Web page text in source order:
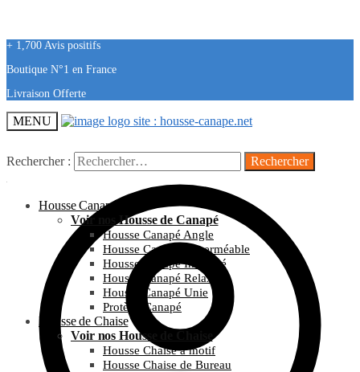
+ 1,700 Avis positifs
Boutique N°1 en France
Livraison Offerte
MENU
Rechercher :
Housse Canapé
Voir nos Housse de Canapé
Housse Canapé Angle
Housse Canapé Imperméable
Housse Canapé Imprimé
Housse Canapé Relax
Housse Canapé Unie
Protège Canapé
Housse de Chaise
Voir nos Housse de Chaise
Housse Chaise à motif
Housse Chaise de Bureau